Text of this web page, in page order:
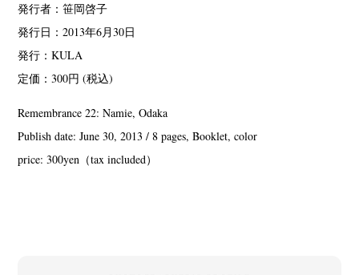
発行者：笹岡啓子
発行日：2013年6月30日
発行：KULA
定価：300円 (税込)
Remembrance 22: Namie, Odaka
Publish date: June 30, 2013 / 8 pages, Booklet, color
price: 300yen（tax included）